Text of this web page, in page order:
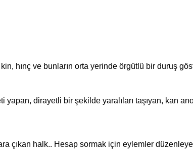
kin, hınç ve bunların orta yerinde örgütlü bir duruş
yapan, dirayetli bir şekilde yaralıları taşıyan, kan
çıkan halk.. Hesap sormak için eylemler